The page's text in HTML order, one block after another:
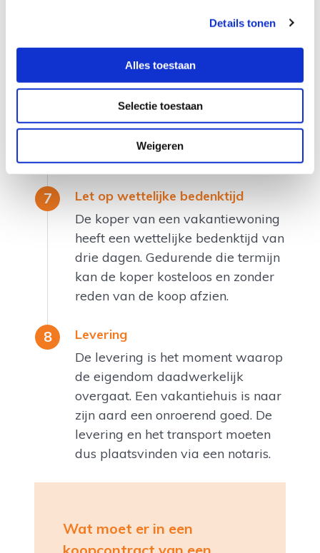
Details tonen
Alles toestaan
Selectie toestaan
Weigeren
Zet de afspraken op papier
opstelt. Zorg dat alle afspraken die
je hebt gemaakt hierin staan. Bij
twijfel voeg je foto’s toe. Iets dat
defect is, iets dat je mee verkoopt,
zorg dat je achteraf geen discussie
kan krijgen.
Let op wettelijke bedenktijd
De koper van een vakantiewoning
heeft een wettelijke bedenktijd van
drie dagen. Gedurende die termijn
kan de koper kosteloos en zonder
reden van de koop afzien.
Levering
De levering is het moment waarop
de eigendom daadwerkelijk
overgaat. Een vakantiehuis is naar
zijn aard een onroerend goed. De
levering en het transport moeten
dus plaatsvinden via een notaris.
Wat moet er in een